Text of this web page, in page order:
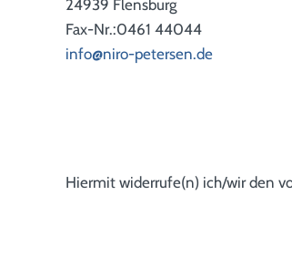
24939 Flensburg
Fax-Nr.:0461 44044
info@niro-petersen.de
Hiermit widerrufe(n) ich/wir den